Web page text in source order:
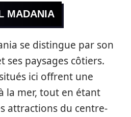
MADANIA
se distingue par son
ses paysages côtiers.
ici offrent une
la mer, tout en étant
attractions du centre-